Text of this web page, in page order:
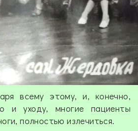
всему этому, и, конечно,
и уходу, многие пациенты
полностью излечиться.